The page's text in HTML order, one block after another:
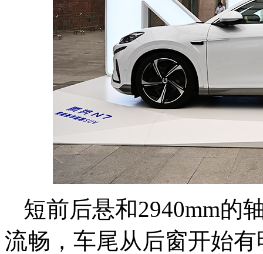
短前后悬和2940mm的
流畅，车尾从后窗开始